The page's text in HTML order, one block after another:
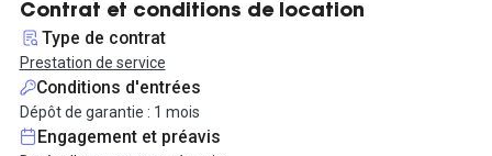
Ce coworking est situé dans le 1er arrondissement, quartier
central de Marseille, il regroupe certains des plus anciens édifices
de Marseille ainsi que des immeubles à l’architecture et aux
couleurs typiquement provençales. À seulement quelques pas de
l’emblématique Vieux-Port et de son marché aux poissons, la rue
Beauvau relie la Canebière à la place Ernest Reyer en passant
Contrat et conditions de location
Type de contrat
Prestation de service
Conditions d'entrées
Dépôt de garantie : 1 mois
Engagement et préavis